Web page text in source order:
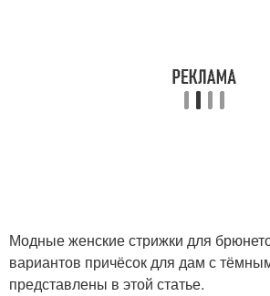
Модные женские стрижки для
вариантов причёсок для дам с
представлены в этой статье.